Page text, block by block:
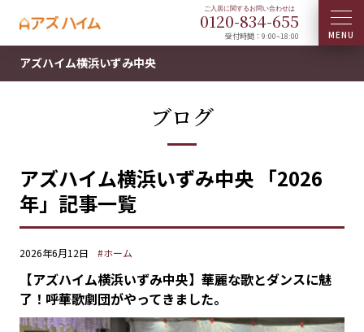
0120-834-655
受付時間：9:00~18:00
アズハイム横浜いずみ中央
ブログ
アズハイム横浜いずみ中央 「2026
年」記事一覧
2026年6月12日 #ホーム
【アズハイム横浜いずみ中央】華麗な歌とダンスに魅
了！呼華歌劇団がやってきました。